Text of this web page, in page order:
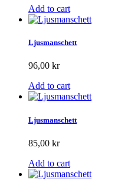
Add to cart
Ljusmanschett
96,00 kr
Add to cart
Ljusmanschett
85,00 kr
Add to cart